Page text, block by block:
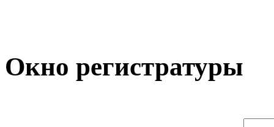
Окно регистратуры